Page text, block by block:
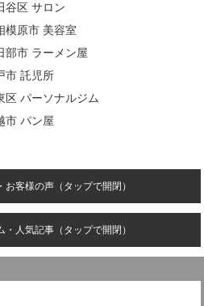
谷区 サロン
模原市 美容室
部市 ラーメン屋
市 託児所
区 パーソナルジム
市 パン屋
客様の声（タップで開閉）
人気記事（タップで開閉）